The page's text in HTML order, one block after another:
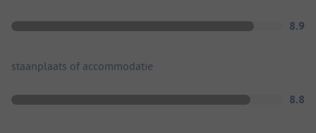
8.9
staanplaats of accommodatie
8.8